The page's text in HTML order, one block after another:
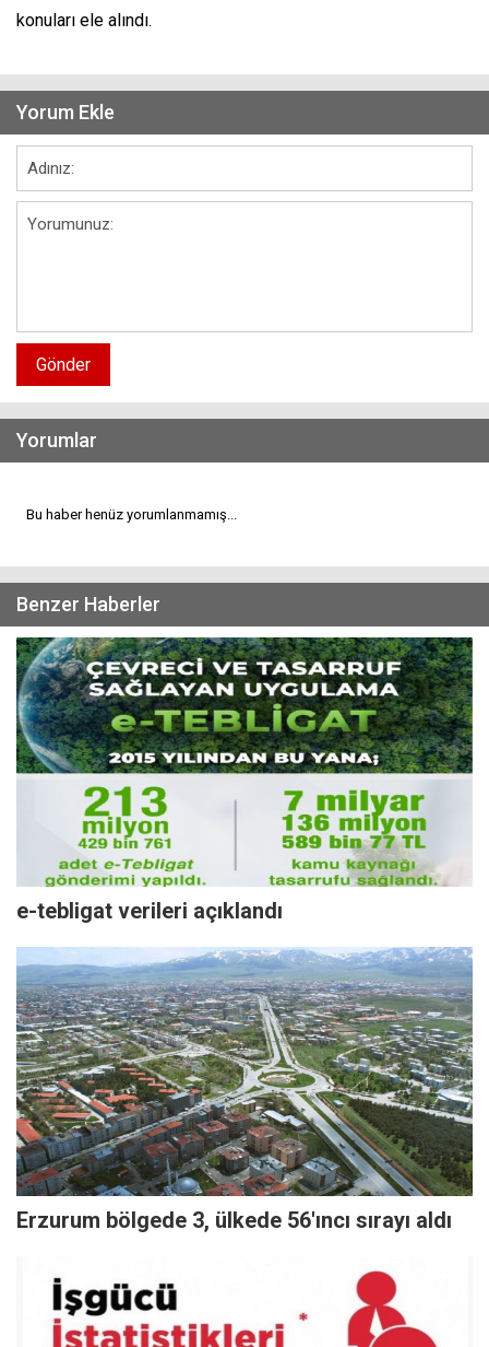
konuları ele alındı.
Yorum Ekle
Gönder
Yorumlar
Bu haber henüz yorumlanmamış...
Benzer Haberler
e-tebligat verileri açıklandı
Erzurum bölgede 3, ülkede 56'ıncı sırayı aldı